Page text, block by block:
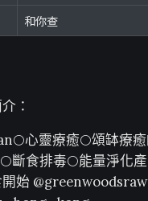
和你查
：
心靈療癒🌕頌缽療
斷食排毒🌕能量淨化
始